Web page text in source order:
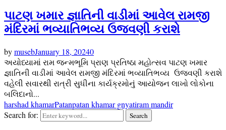
પાટણ ખમાર જ્ઞાતિની વાડીમાં આવેલ રામજી
મંદિરમાં ભવ્યાતિભવ્ય ઉજવણી કરાશે
bymusebJanuary 18, 20240
અયોધ્યામાં રામ જન્મભૂમિ પ્રાણ પ્રતિષ્ઠા મહોત્સવ પાટણ ખમાર
જ્ઞાતિની વાડીમાં આવેલ રામજી મંદિરમાં ભવ્યાતિભવ્ય ઉજવણી કરાશે
વહેલી સવારથી રાત્રી સુધીના કાર્યક્રમોનું આયોજન લાખો લોકોના
બલિદાનો...
harshad khamarPatanpatan khamar gnyatiram mandir
Search for:
Search